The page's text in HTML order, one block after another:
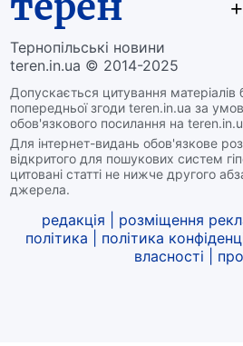
Тернопільські новини
teren.in.ua © 2014-2025
Допускається цитування матеріалів
попередньої згоди teren.in.ua за
обов'язкового посилання на
Для інтернет-видань обов'язкове
відкритого для пошукових систем
цитовані статті не нижче другого
джерела.
редакція розміщення
політика
політика
власності